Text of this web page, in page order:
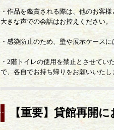
・作品を鑑賞される際は、他のお客
大きな声での会話はお控えください。
・感染防止のため、壁や展示ケース
・2階トイレの使用を禁止とさせて
で、各自でお持ち帰りをお願いいたし
【重要】貸館再開